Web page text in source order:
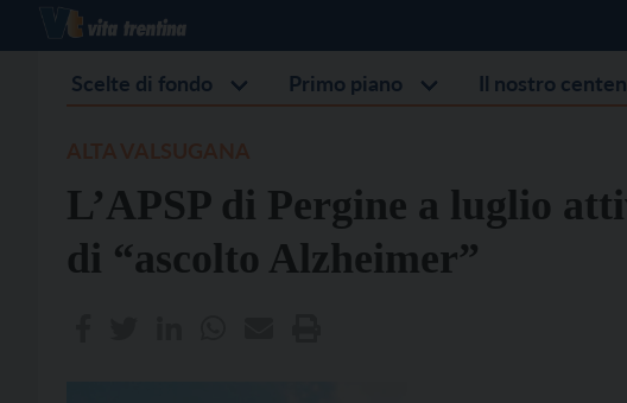
Scelte di fondo Primo piano Il nostro
L’APSP di Pergine a luglio
di “ascolto Alzheimer”